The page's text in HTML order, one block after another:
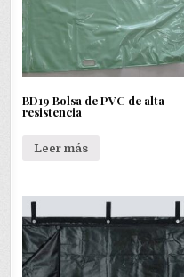
BD19 Bolsa de PVC de alta
resistencia
Leer más